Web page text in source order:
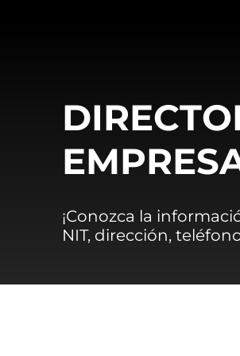
¡Conozca la
NIT, dirección,